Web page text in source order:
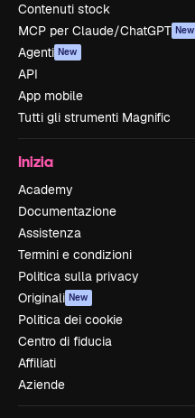
Contenuti stock
MCP per Claude/ChatGPT New
Agenti New
API
App mobile
Tutti gli strumenti Magnific
Inizia
Academy
Documentazione
Assistenza
Termini e condizioni
Politica sulla privacy
Originali New
Politica dei cookie
Centro di fiducia
Affiliati
Aziende